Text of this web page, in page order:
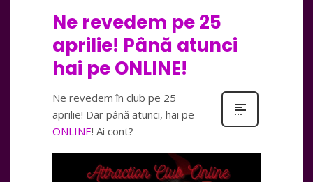
Ne revedem pe 25
aprilie! Până atunci
hai pe ONLINE!
Ne revedem în club pe 25
aprilie! Dar până atunci, hai pe
ONLINE! Ai cont?